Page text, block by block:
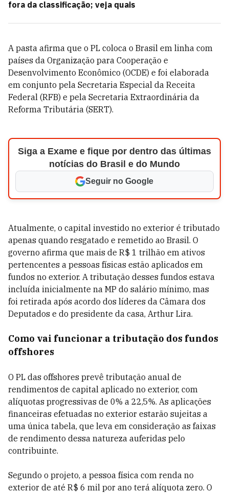
fora da classificação; veja quais
A pasta afirma que o PL coloca o Brasil em linha com
países da Organização para Cooperação e
Desenvolvimento Econômico (OCDE) e foi elaborada
em conjunto pela Secretaria Especial da Receita
Federal (RFB) e pela Secretaria Extraordinária da
Reforma Tributária (SERT).
Siga a Exame e fique por dentro das últimas
notícias do Brasil e do Mundo
Seguir no Google
Atualmente, o capital investido no exterior é tributado
apenas quando resgatado e remetido ao Brasil. O
governo afirma que mais de R$ 1 trilhão em ativos
pertencentes a pessoas físicas estão aplicados em
fundos no exterior. A tributação desses fundos estava
incluída inicialmente na MP do salário mínimo, mas
foi retirada após acordo dos líderes da Câmara dos
Deputados e do presidente da casa, Arthur Lira.
Como vai funcionar a tributação dos fundos
offshores
O PL das offshores prevê tributação anual de
rendimentos de capital aplicado no exterior, com
alíquotas progressivas de 0% a 22,5%. As aplicações
financeiras efetuadas no exterior estarão sujeitas a
uma única tabela, que leva em consideração as faixas
de rendimento dessa natureza auferidas pelo
contribuinte.
Segundo o projeto, a pessoa física com renda no
exterior de até R$ 6 mil por ano terá alíquota zero. O